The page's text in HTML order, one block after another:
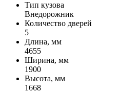
Тип кузова
Внедорожник
Количество дверей
5
Длина, мм
4655
Ширина, мм
1900
Высота, мм
1668